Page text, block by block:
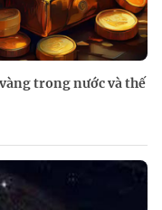
trong nước và thế